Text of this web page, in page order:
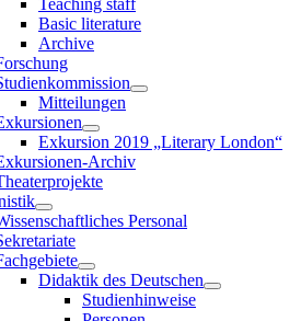
Basic literature
Archive
Mitteilungen
Exkursion 2019 „Literary London“
Archiv
Personal
Didaktik des Deutschen
Studienhinweise